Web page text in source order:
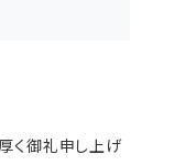
く御礼申し上げ